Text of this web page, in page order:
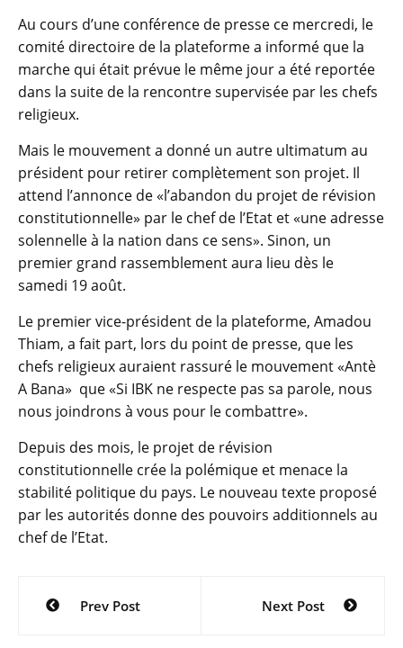
Au cours d’une conférence de presse ce mercredi, le
comité directoire de la plateforme a informé que la
marche qui était prévue le même jour a été reportée
dans la suite de la rencontre supervisée par les chefs
religieux.
Mais le mouvement a donné un autre ultimatum au
président pour retirer complètement son projet. Il
attend l’annonce de «l’abandon du projet de révision
constitutionnelle» par le chef de l’Etat et «une adresse
solennelle à la nation dans ce sens». Sinon, un
premier grand rassemblement aura lieu dès le
samedi 19 août.
Le premier vice-président de la plateforme, Amadou
Thiam, a fait part, lors du point de presse, que les
chefs religieux auraient rassuré le mouvement «Antè
A Bana» que «Si IBK ne respecte pas sa parole, nous
nous joindrons à vous pour le combattre».
Depuis des mois, le projet de révision
constitutionnelle crée la polémique et menace la
stabilité politique du pays. Le nouveau texte proposé
par les autorités donne des pouvoirs additionnels au
chef de l’Etat.
Navigation
Prev Post Next Post